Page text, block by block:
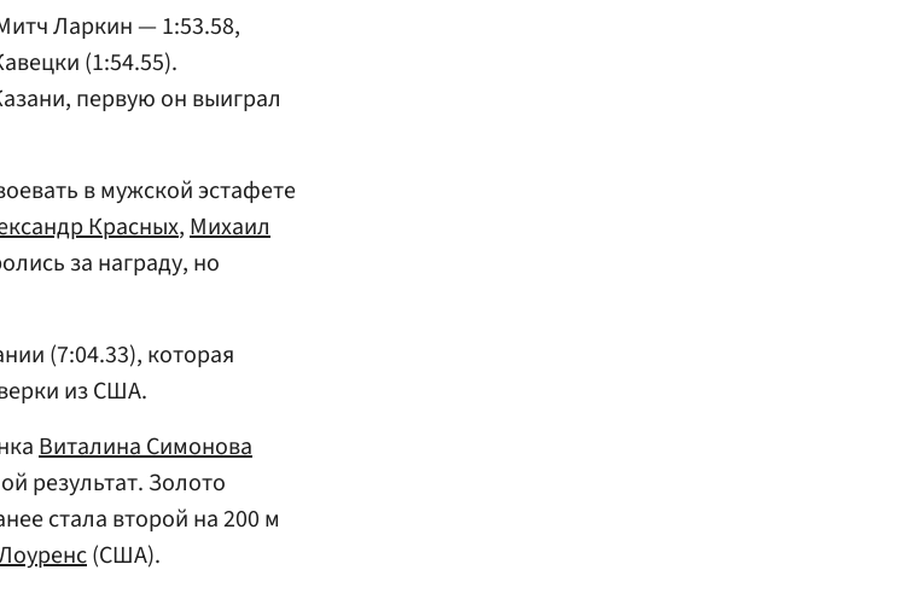
Ларкин — 1:53.58,
(1:54.55).
первую он выиграл
в мужской эстафете
Красных,Михаил
за награду, но
(7:04.33), которая
из США.
Виталина Симонова
результат. Золото
стала второй на 200 м
(США).